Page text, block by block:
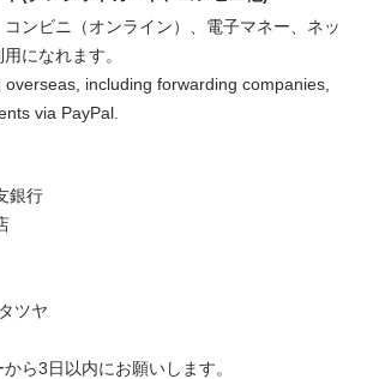
ンビニ（オンライン）、電子マネー、ネッ
になれます。
including forwarding companies,
via PayPal.
銀行
ツヤ
ら3日以内にお願いします。